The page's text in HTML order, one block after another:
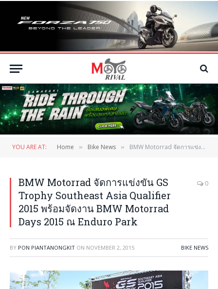
YOU ARE AT: Home » Bike News » BMW Motorrad จัดการแข่งขัน GS Trophy Southeast Asia Qualifier 2015 พร้อมจัดงาน BMW Motorrad Days 2015 ณ Enduro Park
BMW Motorrad จัดการแข่งขัน GS
Trophy Southeast Asia Qualifier
2015 พร้อมจัดงาน BMW Motorrad
Days 2015 ณ Enduro Park
0
BY PON PIANTANONGKIT ON NOVEMBER 2, 2015 BIKE NEWS